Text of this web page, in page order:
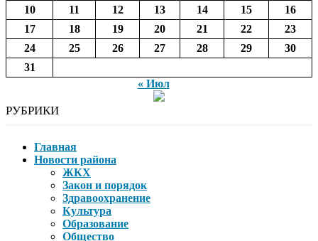
10
11 12 13 14 15
16
17
18 19 20 21 22
23
24
25 26 27 28 29
30
31
« Июл
РУБРИКИ
Главная
Новости района
ЖКХ
Закон и порядок
Здравоохранение
Культура
Образование
Общество